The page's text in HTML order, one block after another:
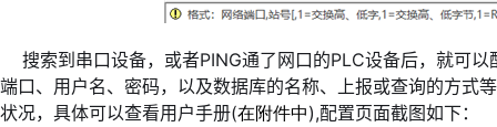
搜索到串口设备，或者PING通了网口的PLC设备后，就可
端口、用户名、密码，以及数据库的名称、上报或查询的方式
状况，具体可以查看用户手册(在附件中),配置页面截图如下：